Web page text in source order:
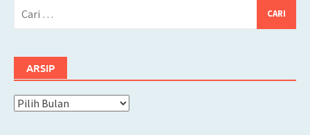
ARSIP
Arsip